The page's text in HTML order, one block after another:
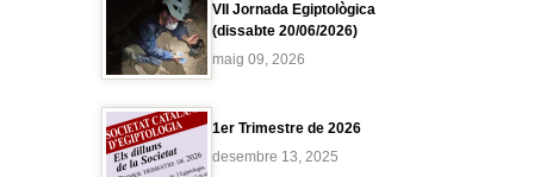
VII Jornada Egiptològica
(dissabte 20/06/2026)
maig 09, 2026
1er Trimestre de 2026
desembre 13, 2025